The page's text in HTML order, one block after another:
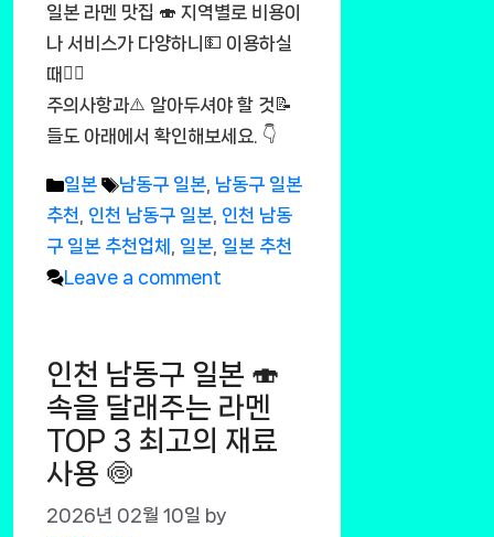
일본 라멘 맛집 🍣 지역별로 비용이
나 서비스가 다양하니💵 이용하실
때🚶‍♂️
주의사항과⚠️ 알아두셔야 할 것📝
들도 아래에서 확인해보세요. 👇
Categories
일본 Tags
남동구 일본 남동구 일본
추천
인천 남동구 일본 인천 남동
구 일본 추천업체
일본 일본 추천
Leave a comment
인천 남동구 일본 🍣
속을 달래주는 라멘
TOP 3 최고의 재료
사용 🍥
2026년 02월 10일 by